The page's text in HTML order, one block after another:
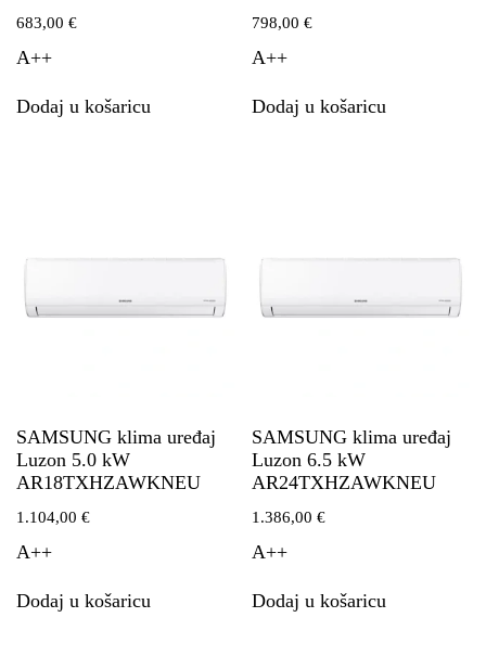
683,00 €
A++
Dodaj u košaricu
798,00€
A++
Dodaj u košaricu
SAMSUNG klima uređaj
Luzon 5.0 kW
AR18TXHZAWKNEU
1.104,00 €
A++
Dodaj u košaricu
SAMSUNG klima uređaj
Luzon 6.5 kW
AR24TXHZAWKNEU
1.386,00€
A++
Dodaj u košaricu